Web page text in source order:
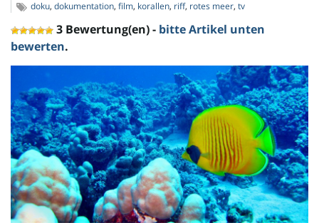
t
e
N
doku, dokumentation, film, korallen, riff, rotes meer, tv
3 Bewertung(en) - bitte Artikel unten
bewerten.